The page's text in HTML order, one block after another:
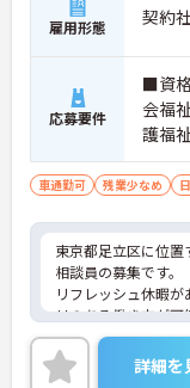
雇用形態 契約
応募要件
■資
会福
護福
許：
車通勤可 残業少なめ
東京都足立区に位
相談員の募集です。
リフレッシュ休暇
リのある働き方が可
り、働きながらスキ
ご興味のある方には
に詳細をご案内しま
詳細を